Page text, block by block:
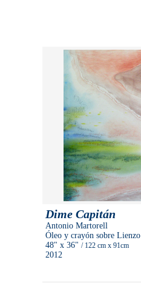
Dime Capitán
Antonio Martorell
Óleo y crayón sobre Lienzo
48" x 36" / 122 cm x 91cm
2012